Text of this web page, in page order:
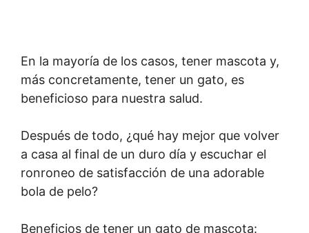
En la mayoría de los casos, tener mascota y,
más concretamente, tener un gato, es
beneficioso para nuestra salud.
Después de todo, ¿qué hay mejor que volver
a casa al final de un duro día y escuchar el
ronroneo de satisfacción de una adorable
bola de pelo?
Beneficios de tener un gato de mascota: